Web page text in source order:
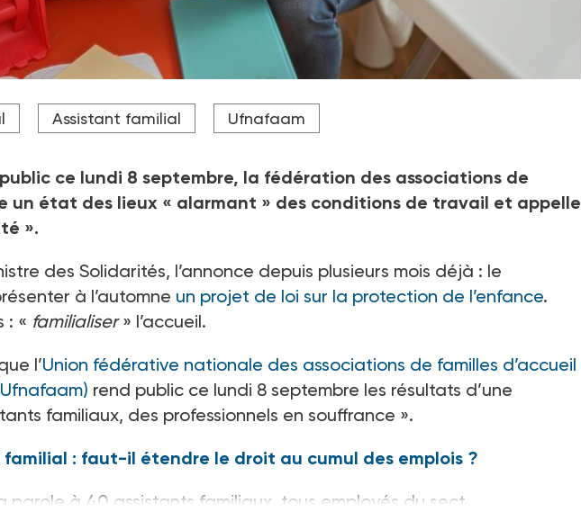
l'accent sur le cumul d'emplois, entres autres dispositions pour faire face à la crise
alerte sur l'insuffisance de la mesure.
Assistant familial Ufnafaam
ce lundi 8 septembre, la fédération des associations de
un état des lieux « alarmant » des conditions de travail et appelle
».
des Solidarités, l’annonce depuis plusieurs mois déjà : le
à l’automne un projet de loi sur la protection de l’enfance.
: « familialiser » l’accueil.
l’Union fédérative nationale des associations de familles d’accueil
rend public ce lundi 8 septembre les résultats d’une
familiaux, des professionnels en souffrance ».
familial : faut-il étendre le droit au cumul des emplois ?
parole à 40 assistants familiaux, tous employés du sect